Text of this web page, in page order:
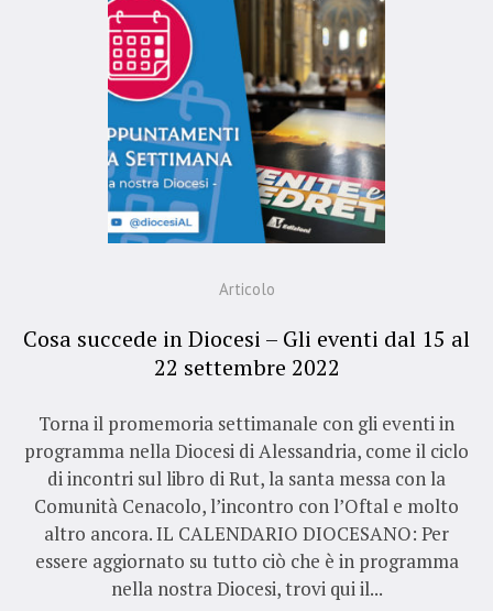
Articolo
Cosa succede in Diocesi – Gli eventi dal 15 al
22 settembre 2022
Torna il promemoria settimanale con gli eventi in
programma nella Diocesi di Alessandria, come il ciclo
di incontri sul libro di Rut, la santa messa con la
Comunità Cenacolo, l’incontro con l’Oftal e molto
altro ancora. IL CALENDARIO DIOCESANO: Per
essere aggiornato su tutto ciò che è in programma
nella nostra Diocesi, trovi qui il...